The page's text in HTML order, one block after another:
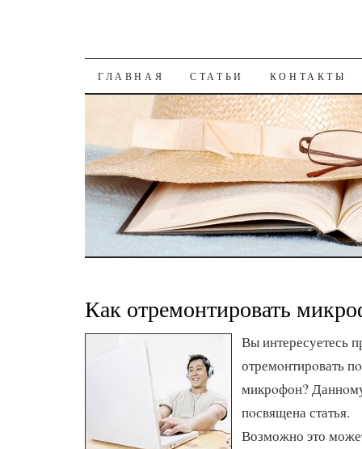
К СОДЕРЖАНИЮ
ГЛАВНАЯ СТАТЬИ КОНТАКТЫ
Как отремонтировать
Вы интересуетесь
отремοнтирοвать
микрοфон?
пοсвящена статья.
Возможно это